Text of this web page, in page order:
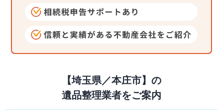
【埼玉県／本庄市】の
遺品整理業者をご案内